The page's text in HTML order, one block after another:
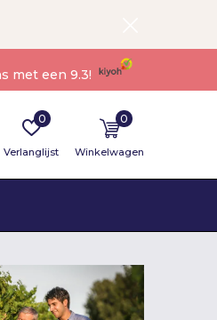
Verlanglijst
0
Winkelwagen
0
met een 9.3!